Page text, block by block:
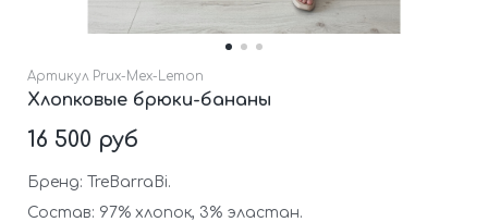
Артикул Prux-Mex-Lemon
Хлопковые брюки-бананы
16 500 руб
Бренд: TreBarraBi.
Состав: 97% хлопок, 3% эластан.